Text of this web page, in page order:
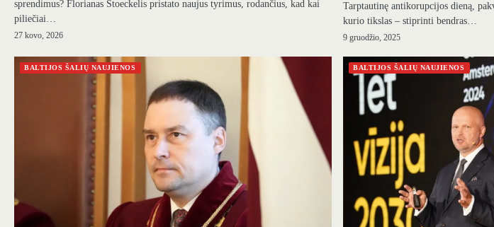
sprendimus? Florianas Stoeckelis pristato naujus tyrimus, rodančius, kad kai
piliečiai…
27 kovo, 2026
Tarptautinę antikorupcijos dieną,
kurio tikslas – stiprinti bendras…
9 gruodžio, 2025
BALTIJOS ŠALIŲ NAUJIENOS BALTIJOS ŠALIŲ NAUJIENOS